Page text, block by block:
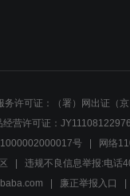
务许可证：（署）网出证（
经营许可证：
号 网络
违规不良信息举报:电话
廉正举报入口